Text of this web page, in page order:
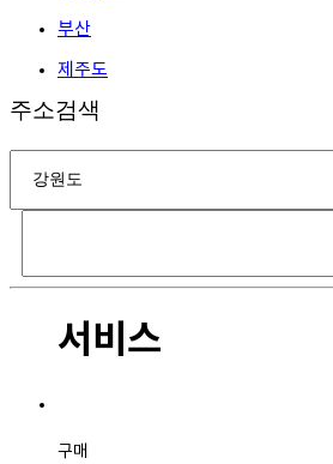
부산
제주도
주소검색
서비스
구매